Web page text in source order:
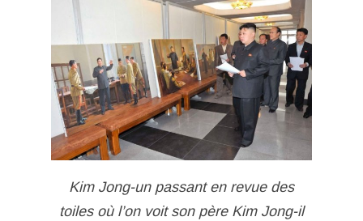
Kim Jong-un passant en revue des
toiles où l’on voit son père Kim Jong-il